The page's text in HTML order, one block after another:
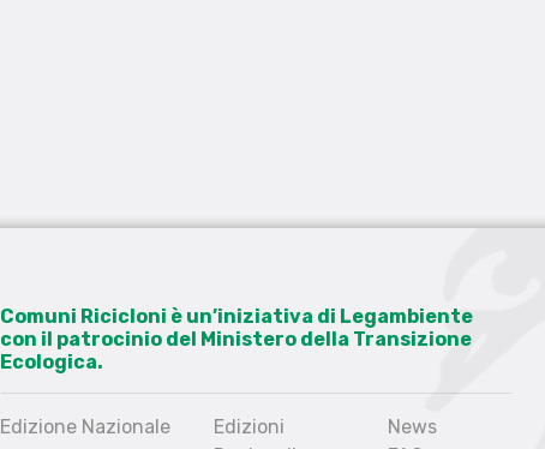
Comuni Ricicloni è un’iniziativa di Legambiente
con il patrocinio del Ministero della Transizione
Ecologica.
Edizione Nazionale
Edizioni
News